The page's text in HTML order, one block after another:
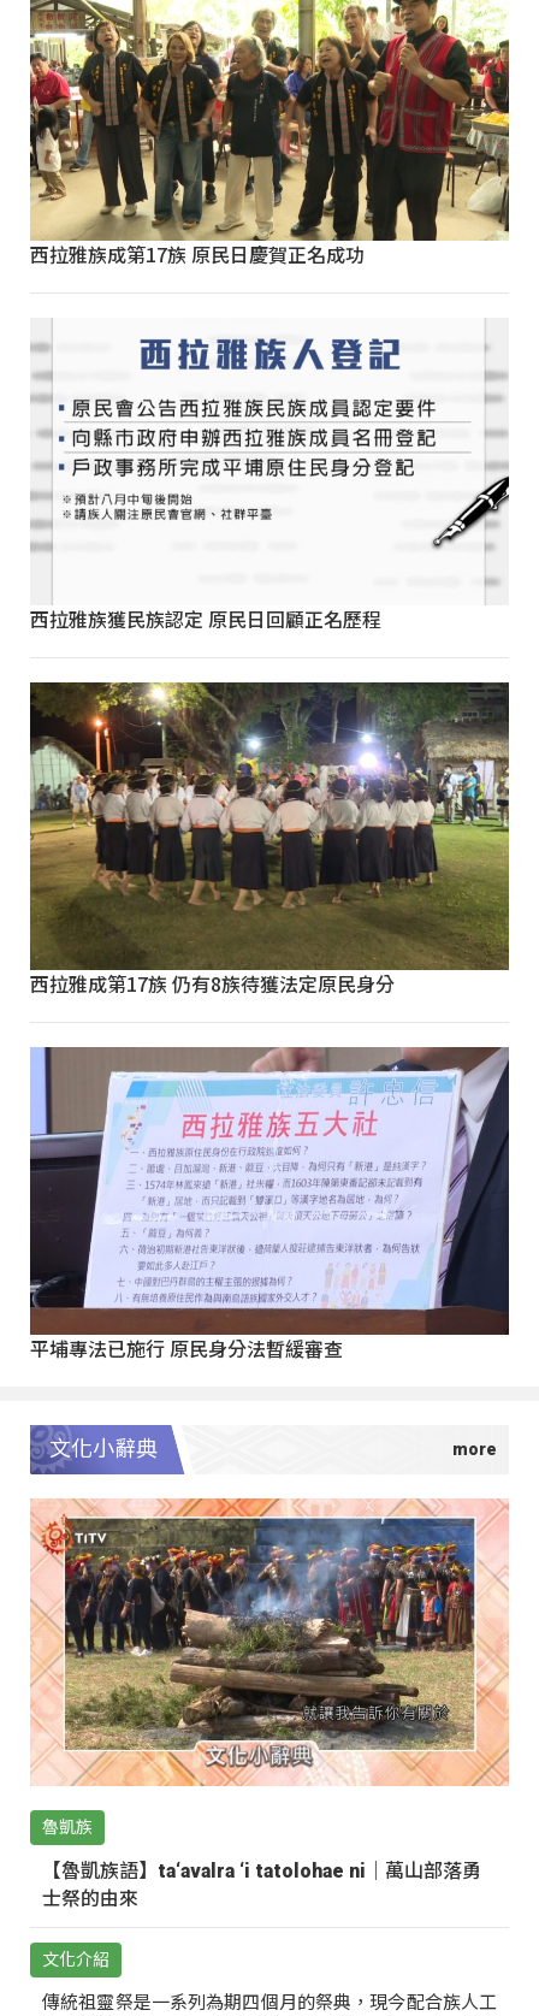
西拉雅族成第17族 原民日慶賀正名成功
西拉雅族獲民族認定 原民日回顧正名歷程
西拉雅成第17族 仍有8族待獲法定原民身分
平埔專法已施行 原民身分法暫緩審查
文化小辭典
魯凱族
【魯凱族語】ta‘avalra ‘i tatolohae ni｜萬山部落勇
士祭的由來
文化介紹
傳統祖靈祭是一系列為期四個月的祭典，現今配合族人工